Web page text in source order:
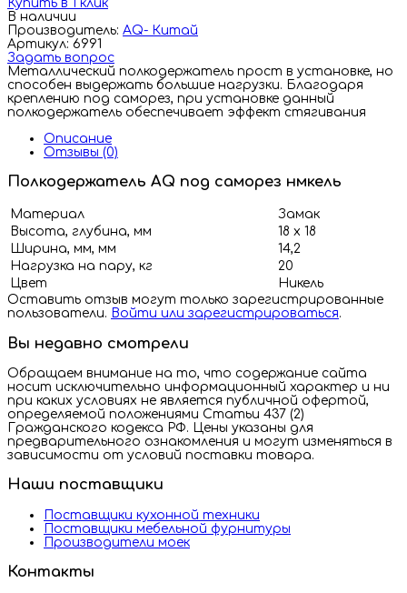
Купить в 1 клик
В наличии
Производитель: AQ- Китай
Артикул: 6991
Задать вопрос
Металлический полкодержатель прост в установке, но
способен выдержать большие нагрузки. Благодаря
креплению под саморез, при установке данный
полкодержатель обеспечивает эффект стягивания
Описание
Отзывы (0)
Полкодержатель AQ под саморез нмкель
Материал
Замак
Высота, глубина, мм
18 х 18
Ширина, мм, мм
14,2
Нагрузка на пару, кг
20
Цвет
Никель
Оставить отзыв могут только зарегистрированные
пользователи. Войти или зарегистрироваться.
Вы недавно смотрели
Обращаем внимание на то, что содержание сайта
носит исключительно информационный характер и ни
при каких условиях не является публичной офертой,
определяемой положениями Статьи 437 (2)
Гражданского кодекса РФ. Цены указаны для
предварительного ознакомления и могут изменяться в
зависимости от условий поставки товара.
Наши поставщики
Поставщики кухонной техники
Поставщики мебельной фурнитуры
Производители моек
Контакты